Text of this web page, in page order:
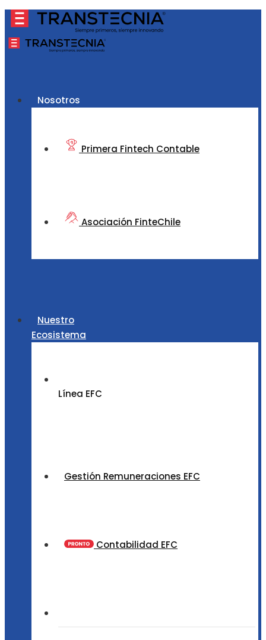
Nosotros
Primera Fintech Contable
Asociación FinteChile
Nuestro
Ecosistema
Línea EFC
Gestión Remuneraciones EFC
Contabilidad EFC